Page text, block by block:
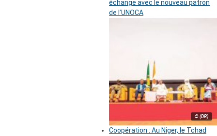
échange avec le nouveau patron
de l’UNOCA
© (DR)
Coopération : Au Niger, le Tchad